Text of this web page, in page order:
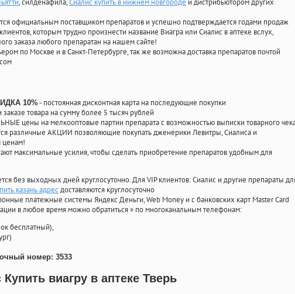
, силденафила,Сиалис купить в нижнем новгороде и дистрибьютором других
официальным поставщиком препаратов и успешно подтверждается годами продаж
которым трудно произнести название Виагра или Сиалис в аптеке вслух,
заказа любого препаратан на нашем сайте!
по Москве и в Санкт-Петербурге, так же возможна доставка препаратов почтой
10%- постоянная дисконтная карта на последующие покупки
заказе товара на сумму более 5 тысяч рублей
цены на мелкооптовые партии препарата с возможностью выписки товарного
различные АКЦИИ позволяющие покупать дженерики Левитры, Сиалиса и
ценам!
максимальные усилия, чтобы сделать приобретение препаратов удобным для
без выходных дней круглосуточно. Для VIP клиентов: Сиалис и другие препараты
казань адресдоставляются круглосуточно
платежные системы Яндекс Деньги, Web Money и с банковских карт Master Card
в любое время можно обратиться» по многоканальным телефонам:
бесплатный),
номер: 3533
виагру в аптеке Тверь